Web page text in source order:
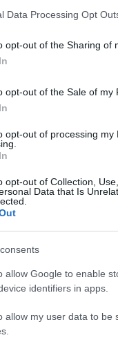
Data Processing Opt
opt-out of the Sharing of
opt-out of the Sale of my
opt-out of processing my
opt-out of Collection,
Data that Is
allow Google to enable
identifiers in apps.
allow my user data to be
kétségkívül
három évvel
A rendkívül
Mihály most sem
mint a
a darabba.
sikerrel játssza
látható
recepcióján,
és a Hartai Zenei